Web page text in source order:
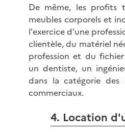
De même, les profits
meubles corporels et
l'exercice d'une
clientèle, du matériel
profession et du
un dentiste, un
dans la catégorie des
commerciaux.
4. Location